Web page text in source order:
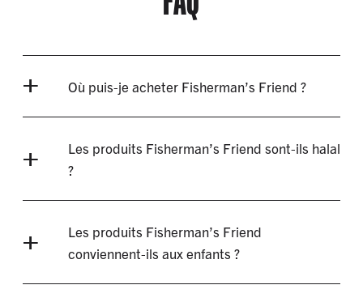
Où puis-je acheter Fisherman’s Friend ?
Les produits Fisherman’s Friend sont-ils halal
?
Les produits Fisherman’s Friend
conviennent-ils aux enfants ?